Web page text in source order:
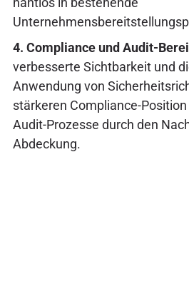
4. Compliance und Audit-
verbesserte Sichtbarkeit und
Anwendung von
stärkeren Compliance-
Audit-Prozesse durch den
Abdeckung.